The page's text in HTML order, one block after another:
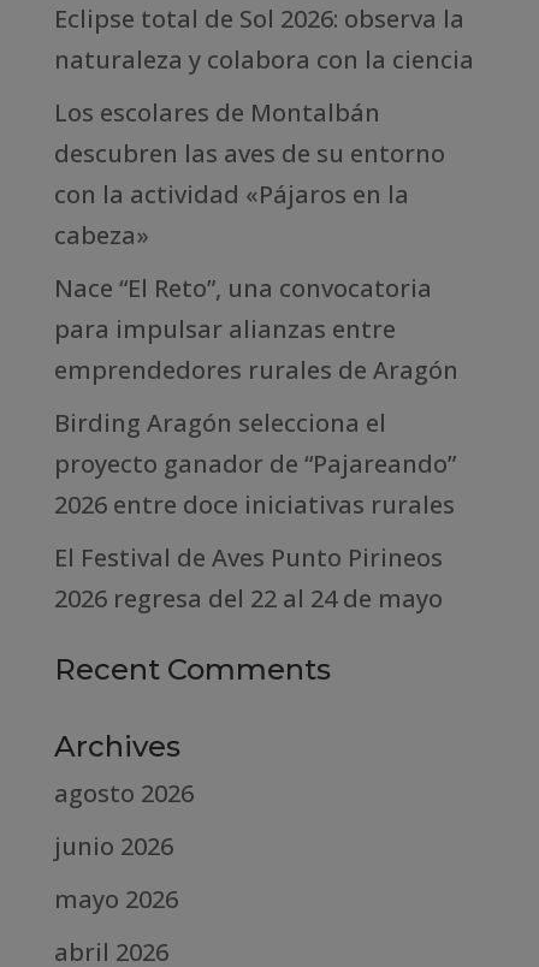
Eclipse total de Sol 2026: observa la
naturaleza y colabora con la ciencia
Los escolares de Montalbán
descubren las aves de su entorno
con la actividad «Pájaros en la
cabeza»
Nace “El Reto”, una convocatoria
para impulsar alianzas entre
emprendedores rurales de Aragón
Birding Aragón selecciona el
proyecto ganador de “Pajareando”
2026 entre doce iniciativas rurales
El Festival de Aves Punto Pirineos
2026 regresa del 22 al 24 de mayo
Recent Comments
Archives
agosto 2026
junio 2026
mayo 2026
abril 2026